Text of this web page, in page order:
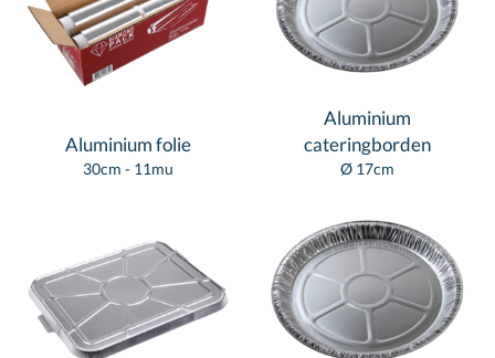
Aluminium folie
30cm - 11mu
Aluminium
cateringborden
Ø 17cm